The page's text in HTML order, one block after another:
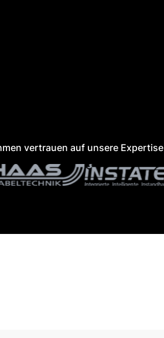
vertrauen auf unsere Expertise